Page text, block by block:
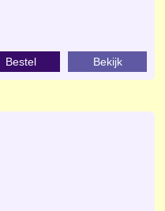
Bestel Bekijk